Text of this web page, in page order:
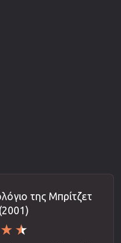
της Μπρίτζετ